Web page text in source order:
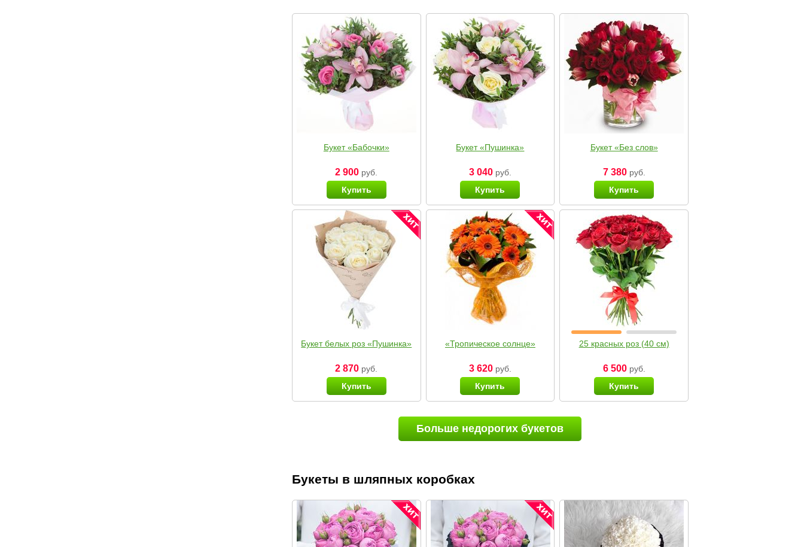
Букет «Бабочки»
2 900 руб.
Купить
Букет «Пушинка»
3 040руб.
Купить
Букет «Без слов»
7 380руб.
Купить
Букет белых роз «Пушинка»
2 870 руб.
Купить
«Тропическое солнце»
3 620руб.
Купить
25 красных роз (40 см)
6 500руб.
Купить
Больше недорогих букетов
Букеты в шляпных коробках